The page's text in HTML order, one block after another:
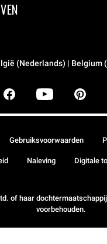
(Nederlands) | Belgium
of haar
voorbehouden.
Gebruiksvoorwaarden
Naleving Digitale